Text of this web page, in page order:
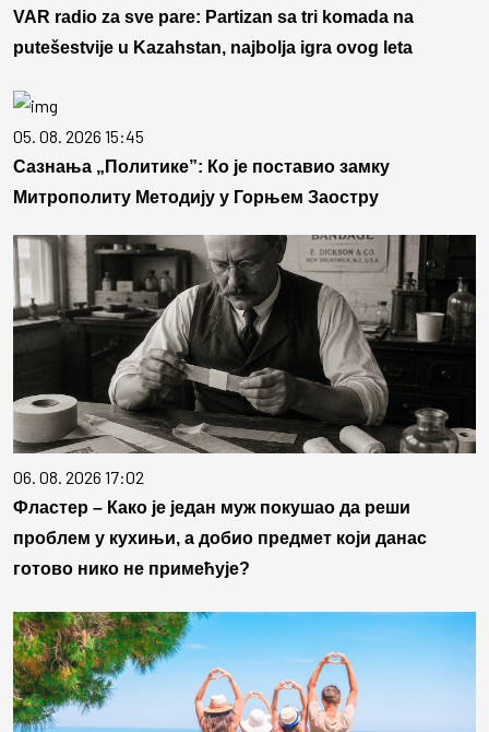
VAR radio za sve pare: Partizan sa tri komada na
putešestvije u Kazahstan, najbolja igra ovog leta
05. 08. 2026 15:45
Сазнања „Политике”: Ко је поставио замку
Митрополиту Методију у Горњем Заостру
06. 08. 2026 17:02
Фластер – Како је један муж покушао да реши
проблем у кухињи, а добио предмет који данас
готово нико не примећује?